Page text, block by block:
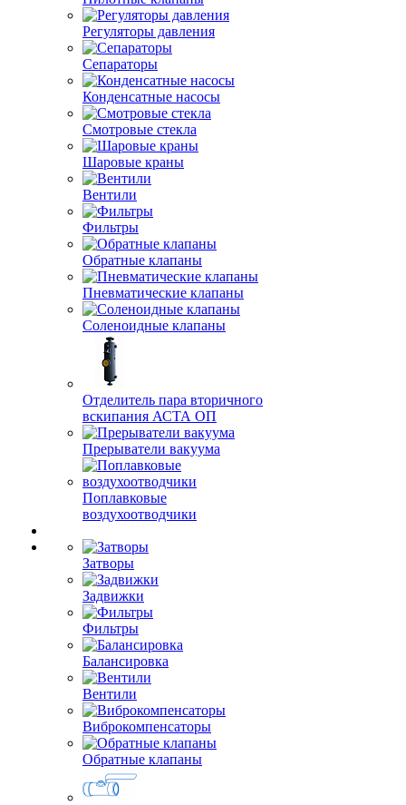
Регуляторы давления
Сепараторы
Конденсатные насосы
Смотровые стекла
Шаровые краны
Вентили
Фильтры
Обратные клапаны
Пневматические клапаны
Соленоидные клапаны
Отделитель пара вторичного
вскипания АСТА ОП
Прерыватели вакуума
Поплавковые
воздухоотводчики
Затворы
Задвижки
Фильтры
Балансировка
Вентили
Виброкомпенсаторы
Обратные клапаны